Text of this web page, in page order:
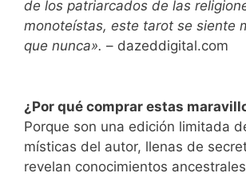
de los patriarcados de las
monoteístas, este tarot se siente
que nunca». – dazeddigital.com
¿Por qué comprar estas
Porque son una edición limitada
místicas del autor, llenas de
revelan conocimientos